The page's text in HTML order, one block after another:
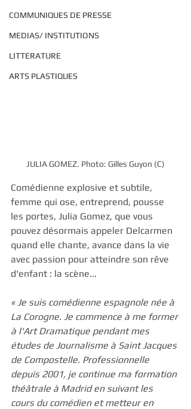
COMMUNIQUES DE PRESSE
MEDIAS/ INSTITUTIONS
LITTERATURE
ARTS PLASTIQUES
JULIA GOMEZ. Photo: Gilles Guyon (C)
Comédienne explosive et subtile,
femme qui ose, entreprend, pousse
les portes, Julia Gomez, que vous
pouvez désormais appeler Delcarmen
quand elle chante, avance dans la vie
avec passion pour atteindre son rêve
d'enfant : la scène...
« Je suis comédienne espagnole née à
La Corogne. Je commence à me former
à l'Art Dramatique pendant mes
études de Journalisme à Saint Jacques
de Compostelle. Professionnelle
depuis 2001, je continue ma formation
théâtrale à Madrid en suivant les
cours du comédien et metteur en